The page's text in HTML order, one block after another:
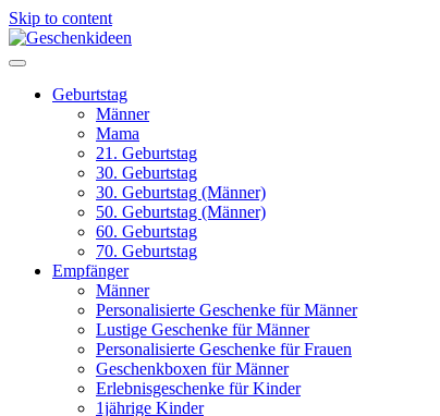
Skip to content
Geburtstag
Männer
Mama
21. Geburtstag
30. Geburtstag
30. Geburtstag (Männer)
50. Geburtstag (Männer)
60. Geburtstag
70. Geburtstag
Empfänger
Männer
Personalisierte Geschenke für Männer
Lustige Geschenke für Männer
Personalisierte Geschenke für Frauen
Geschenkboxen für Männer
Erlebnisgeschenke für Kinder
1jährige Kinder